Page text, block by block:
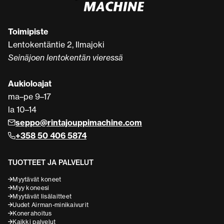
Toimipiste
Lentokentäntie 2, Ilmajoki
Seinäjoen lentokentän vieressä
Aukioloajat
ma–pe 9–17
la 10–14
seppo@rintajouppimachine.com
+358 50 406 5874
TUOTTEET JA PALVELUT
Myytävät koneet
Myy koneesi
Myytävät lisälaitteet
Uudet Airman-minikaivurit
Konerahoitus
Kaikki palvelut